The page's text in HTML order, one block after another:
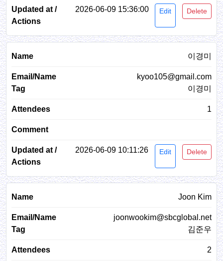
2026-06-09 15:36:00 Edit Delete
이경미
kyoo105@gmail.com
이경미
1
2026-06-09 10:11:26 Edit Delete
Joon Kim
joonwookim@sbcglobal.net
김준우
2